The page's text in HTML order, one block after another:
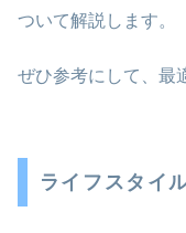
ついて解説します。
ぜひ参考にして、最
ライフスタイ